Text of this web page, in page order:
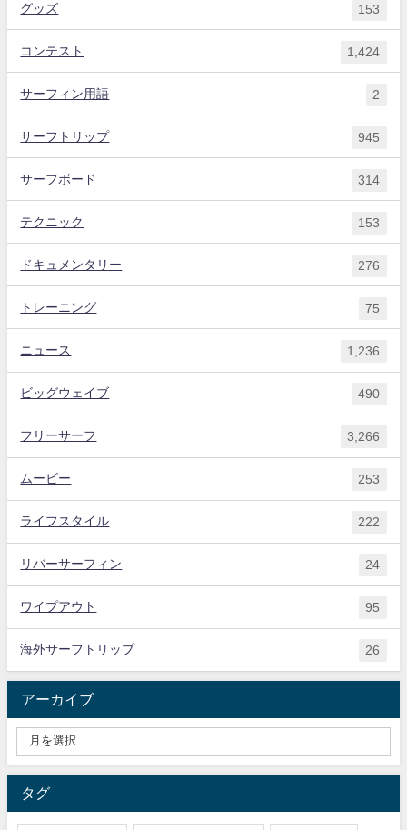
グッズ 153
コンテスト 1,424
サーフィン用語 2
サーフトリップ 945
サーフボード 314
テクニック 153
ドキュメンタリー 276
トレーニング 75
ニュース 1,236
ビッグウェイブ 490
フリーサーフ 3,266
ムービー 253
ライフスタイル 222
リバーサーフィン 24
ワイプアウト 95
海外サーフトリップ 26
アーカイブ
タグ